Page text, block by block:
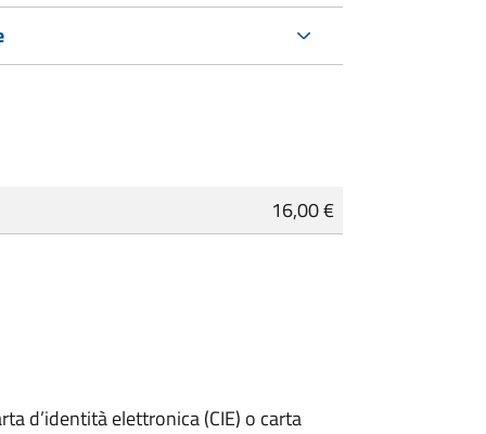
16,00 €
d’identità elettronica (CIE) o carta